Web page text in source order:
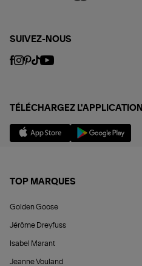
SUIVEZ-NOUS
TÉLÉCHARGEZ L'APPLICATION
TOP MARQUES
Golden Goose
Jérôme Dreyfuss
Isabel Marant
Jeanne Vouland